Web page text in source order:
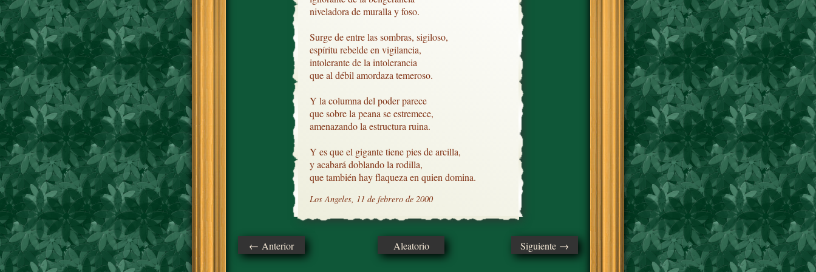
niveladora de muralla y foso.
Surge de entre las sombras, sigiloso,
espíritu rebelde en vigilancia,
intolerante de la intolerancia
que al débil amordaza temeroso.
Y la columna del poder parece
que sobre la peana se estremece,
amenazando la estructura ruina.
Y es que el gigante tiene pies de arcilla,
y acabará doblando la rodilla,
que también hay flaqueza en quien domina.
Los Angeles, 11 de febrero de 2000
← Anterior Aleatorio Siguiente →